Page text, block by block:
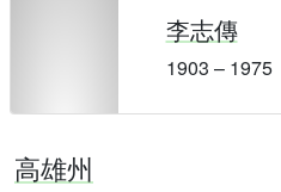
李志傳
1903 – 1975
高雄州